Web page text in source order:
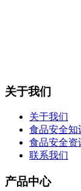
关于我们
关于我们
食品安全知
食品安全资
联系我们
产品中心